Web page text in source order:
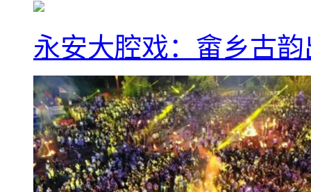
永安大腔戏：畲乡古